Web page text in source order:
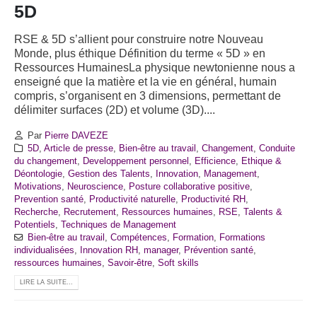
5D
RSE & 5D s’allient pour construire notre Nouveau
Monde, plus éthique Définition du terme « 5D » en
Ressources HumainesLa physique newtonienne nous a
enseigné que la matière et la vie en général, humain
compris, s’organisent en 3 dimensions, permettant de
délimiter surfaces (2D) et volume (3D)....
Par Pierre DAVEZE
5D, Article de presse, Bien-être au travail , Changement, Conduite
du changement, Developpement personnel , Efficience, Ethique &
Déontologie, Gestion des Talents, Innovation, Management,
Motivations, Neuroscience, Posture collaborative positive,
Prevention santé, Productivité naturelle, Productivité RH,
Recherche, Recrutement, Ressources humaines, RSE,
Talents &
Potentiels,
Techniques de Management
Bien-être au travail , Compétences, Formation, Formations
individualisées, Innovation RH, manager, Prévention santé,
ressources humaines, Savoir-être, Soft skills
LIRE LA SUITE...